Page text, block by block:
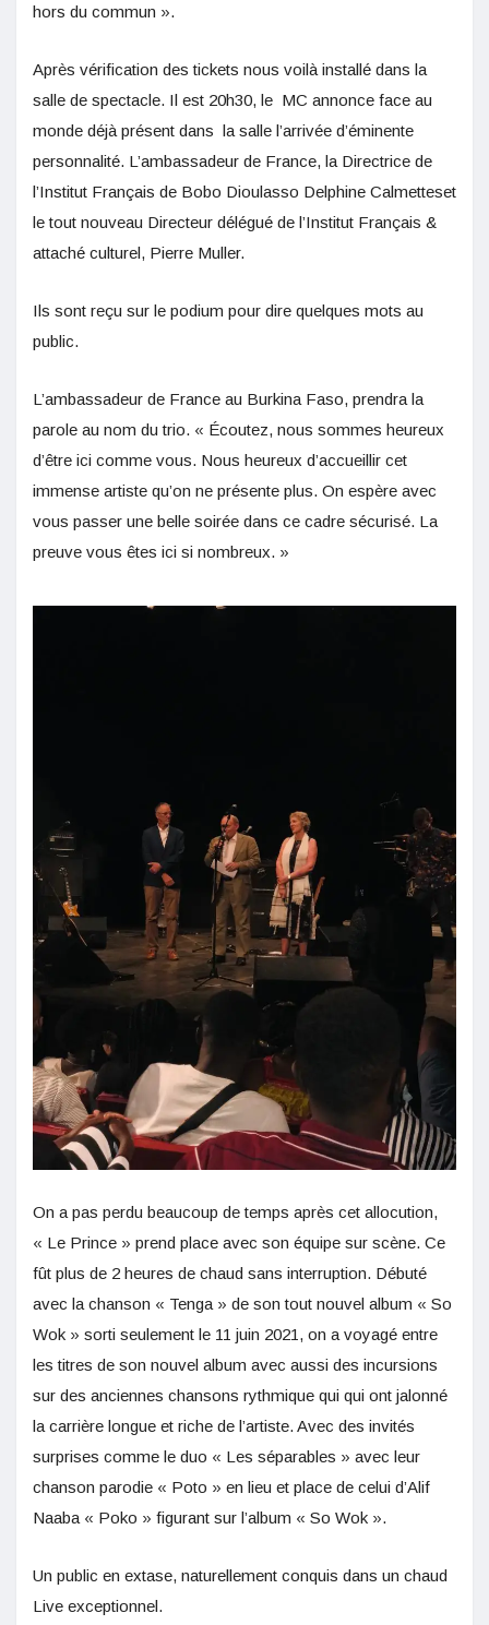
hors du commun ».
Après vérification des tickets nous voilà installé dans la
salle de spectacle. Il est 20h30, le MC annonce face au
monde déjà présent dans la salle l’arrivée d’éminente
personnalité. L’ambassadeur de France, la Directrice de
l’Institut Français de Bobo Dioulasso Delphine Calmetteset
le tout nouveau Directeur délégué de l’Institut Français &
attaché culturel, Pierre Muller.
Ils sont reçu sur le podium pour dire quelques mots au
public.
L’ambassadeur de France au Burkina Faso, prendra la
parole au nom du trio. « Écoutez, nous sommes heureux
d’être ici comme vous. Nous heureux d’accueillir cet
immense artiste qu’on ne présente plus. On espère avec
vous passer une belle soirée dans ce cadre sécurisé. La
preuve vous êtes ici si nombreux. »
On a pas perdu beaucoup de temps après cet allocution,
« Le Prince » prend place avec son équipe sur scène. Ce
fût plus de 2 heures de chaud sans interruption. Débuté
avec la chanson « Tenga » de son tout nouvel album « So
Wok » sorti seulement le 11 juin 2021, on a voyagé entre
les titres de son nouvel album avec aussi des incursions
sur des anciennes chansons rythmique qui qui ont jalonné
la carrière longue et riche de l’artiste. Avec des invités
surprises comme le duo « Les séparables » avec leur
chanson parodie « Poto » en lieu et place de celui d’Alif
Naaba « Poko » figurant sur l’album « So Wok ».
Un public en extase, naturellement conquis dans un chaud
Live exceptionnel.